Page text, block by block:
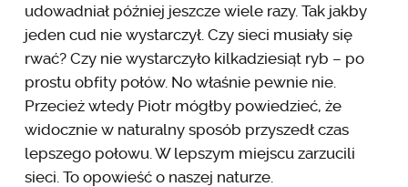
udowadniał później jeszcze wiele razy. Tak jakby
jeden cud nie wystarczył. Czy sieci musiały się
rwać? Czy nie wystarczyło kilkadziesiąt ryb – po
prostu obfity połów. No właśnie pewnie nie.
Przecież wtedy Piotr mógłby powiedzieć, że
widocznie w naturalny sposób przyszedł czas
lepszego połowu. W lepszym miejscu zarzucili
sieci. To opowieść o naszej naturze.